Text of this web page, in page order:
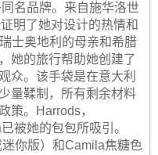
名品牌。来自施华洛世
明了她对设计的热情和
士奥地利的母亲和希腊
她的旅行帮助她创建了
众。该手袋是在意大利
量鞣制，所有剩余材料
策。Harrods，
被她的包包所吸引。
你版）和Camila焦糖色